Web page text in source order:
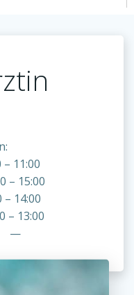
11:00
15:00
14:00
– 13:00
—